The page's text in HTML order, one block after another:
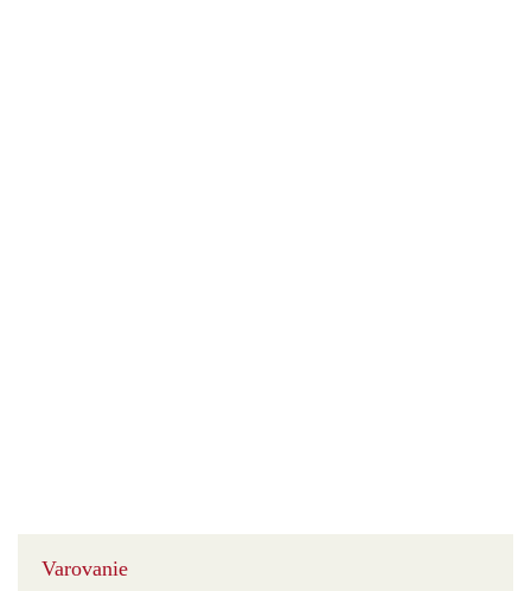
Varovanie